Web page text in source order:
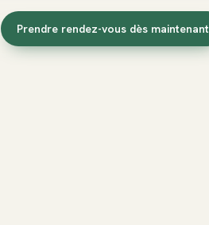
Prendre rendez-vous dès maintenant